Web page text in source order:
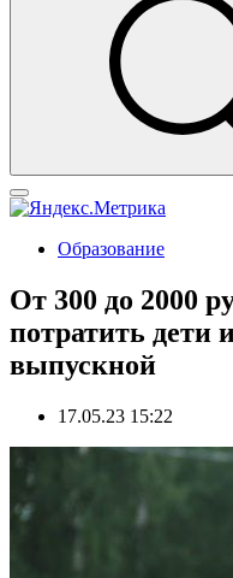
Образование
От 300 до 2000
потратить дети
выпускной
17.05.23 15:22